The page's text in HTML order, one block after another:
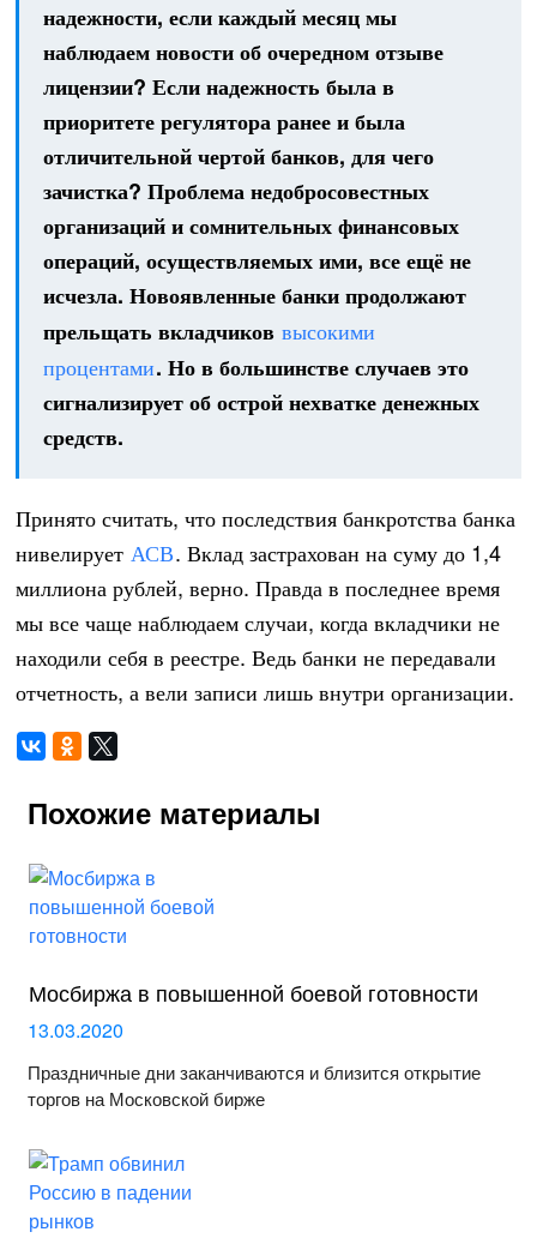
надежности, если каждый месяц мы
наблюдаем новости об очередном отзыве
лицензии? Если надежность была в
приоритете регулятора ранее и была
отличительной чертой банков, для чего
зачистка? Проблема недобросовестных
организаций и сомнительных финансовых
операций, осуществляемых ими, все ещё не
исчезла. Новоявленные банки продолжают
прельщать вкладчиков высокими
процентами. Но в большинстве случаев это
сигнализирует об острой нехватке денежных
средств.
Принято считать, что последствия банкротства банка
нивелирует АСВ. Вклад застрахован на суму до 1,4
миллиона рублей, верно. Правда в последнее время
мы все чаще наблюдаем случаи, когда вкладчики не
находили себя в реестре. Ведь банки не передавали
отчетность, а вели записи лишь внутри организации.
Похожие материалы
Мосбиржа в повышенной боевой готовности
13.03.2020
Праздничные дни заканчиваются и близится открытие
торгов на Московской бирже